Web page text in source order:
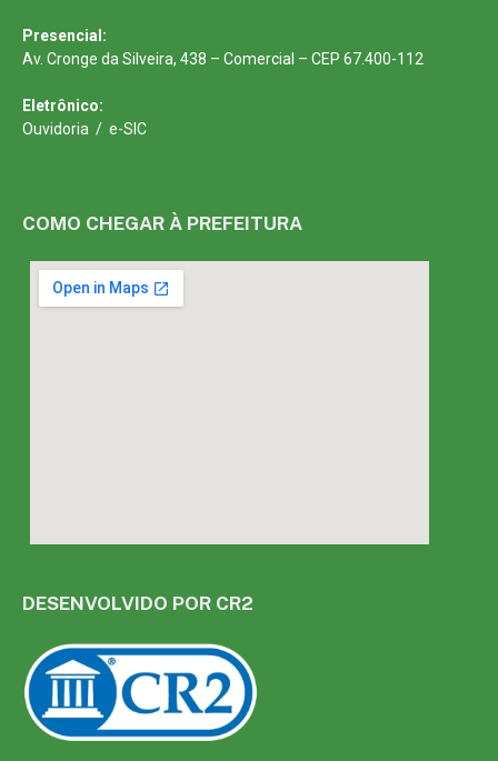
Presencial:
Av. Cronge da Silveira, 438 – Comercial – CEP 67.400-112
Eletrônico:
Ouvidoria / e-SIC
COMO CHEGAR À PREFEITURA
DESENVOLVIDO POR CR2